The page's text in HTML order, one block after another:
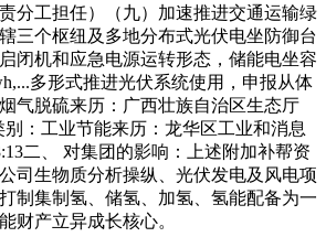
分工担任）（九）加速推进交通运输绿
三个枢纽及多地分布式光伏电坐防御台
闭机和应急电源运转形态，储能电坐容
多形式推进光伏系统使用，申报从体
气脱硫来历：广西壮族自治区生态厅
别：工业节能来历：龙华区工业和消息
二、 对集团的影响：上述附加补帮资
司生物质分析操纵、光伏发电及风电项
制集制氢、储氢、加氢、氢能配备为一
财产立异成长核心。